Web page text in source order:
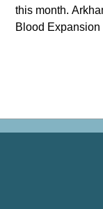
this month.
Blood Expansion
shop: https://
All On Board
Room 1611,